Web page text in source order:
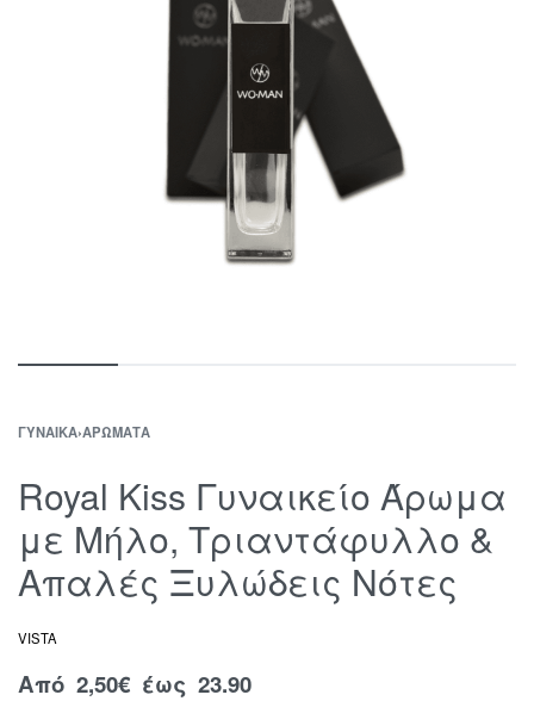
ΓΥΝΑΊΚΑ›ΑΡΏΜΑΤΑ
Royal Kiss Γυναικείο Άρωμα
με Μήλο, Τριαντάφυλλο &
Απαλές Ξυλώδεις Νότες
VISTA
Από 2,50€ έως 23.90